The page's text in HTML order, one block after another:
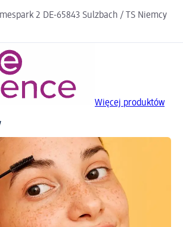
2 DE-65843 Sulzbach / TS Niemcy
Więcej produktów